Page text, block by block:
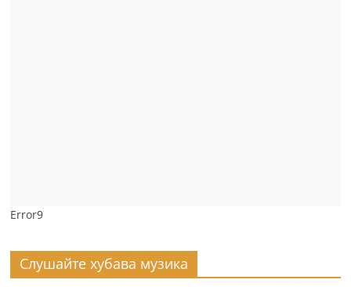
Error9
Слушайте хубава музика